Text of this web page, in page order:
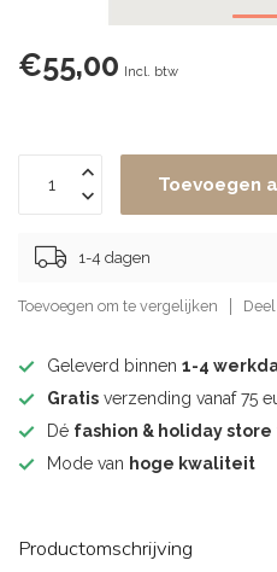
€55,00 Incl. btw
Toevoegen
1-4 dagen
Toevoegen om te vergelijken
Geleverd binnen 1-4
Gratis verzending vanaf 75
Dé fashion & holiday store
Mode van hoge kwaliteit
Productomschrijving